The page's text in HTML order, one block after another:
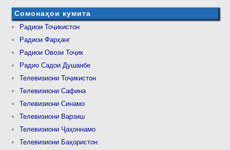
Сомонаҳои кумита
Радиои Тоҷикистон
Радиои Фарҳанг
Радиои Овози Тоҷик
Радио Садои Душанбе
Телевизиони Тоҷикистон
Телевизиони Сафина
Телевизиони Синамо
Телевизиони Варзиш
Телевизиони Ҷаҳоннамо
Телевизиони Баҳористон